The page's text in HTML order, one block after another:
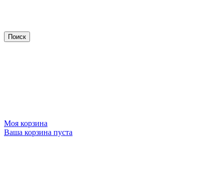
Моя корзина
Ваша корзина пуста